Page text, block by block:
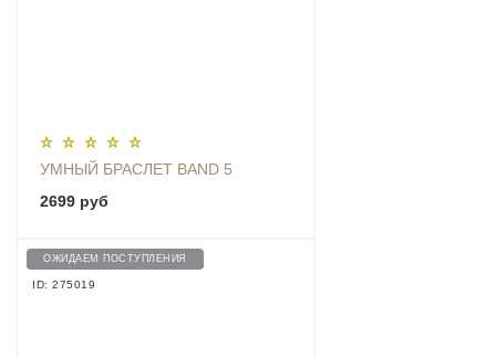
УМНЫЙ БРАСЛЕТ BAND 5
2699 руб
ОЖИДАЕМ ПОСТУПЛЕНИЯ
ID: 275019